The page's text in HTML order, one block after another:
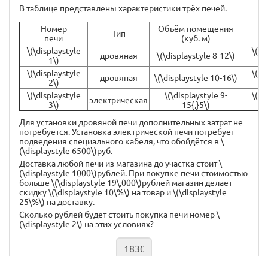
В таблице представлены характеристики трёх печей.
Номер
печи
Тип
Объём помещения
(куб. м)
\(\displaystyle
1\)
дровяная \(\displaystyle 8-12\)
\(\displaystyle
2\)
дровяная \(\displaystyle 10-16\)
\(\displaystyle
3\)
электрическая
\(\displaystyle 9-
15{,}5\)
Для установки дровяной печи дополнительных затрат не
потребуется. Установка электрической печи потребует
подведения специального кабеля, что обойдётся в \
(\displaystyle 6500\)руб.
Доставка любой печи из магазина до участка стоит \
(\displaystyle 1000\)рублей. При покупке печи стоимостью
больше \(\displaystyle 19\,000\)рублей магазин делает
скидку \(\displaystyle 10\%\) на товар и \(\displaystyle
25\%\) на доставку.
Сколько рублей будет стоить покупка печи номер \
(\displaystyle 2\) на этих условиях?